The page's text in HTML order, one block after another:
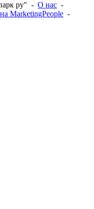
ру" - О нас -
MarketingPeople -